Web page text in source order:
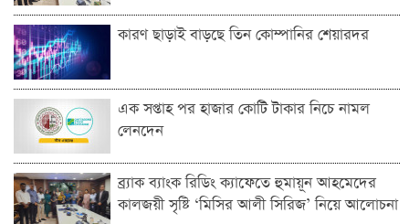
কারণ ছাড়াই বাড়ছে তিন কোম্পানির শেয়ারদর
এক সপ্তাহ পর হাজার কোটি টাকার নিচে নামল
লেনদেন
ব্র্যাক ব্যাংক রিডিং ক্যাফেতে হুমায়ূন আহমেদের
কালজয়ী সৃষ্টি ‘মিসির আলী সিরিজ’ নিয়ে আলোচনা